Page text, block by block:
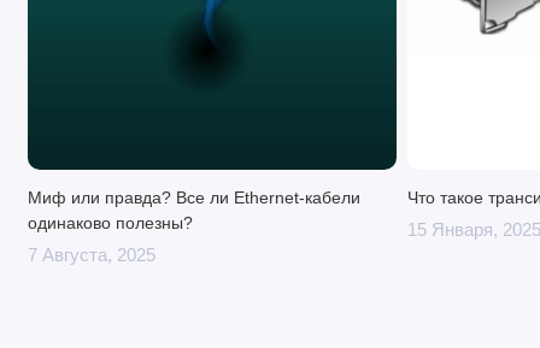
Миф или правда? Все ли Ethernet-кабели
одинаково полезны?
7 Августа, 2025
Что такое
15 Января, 2025